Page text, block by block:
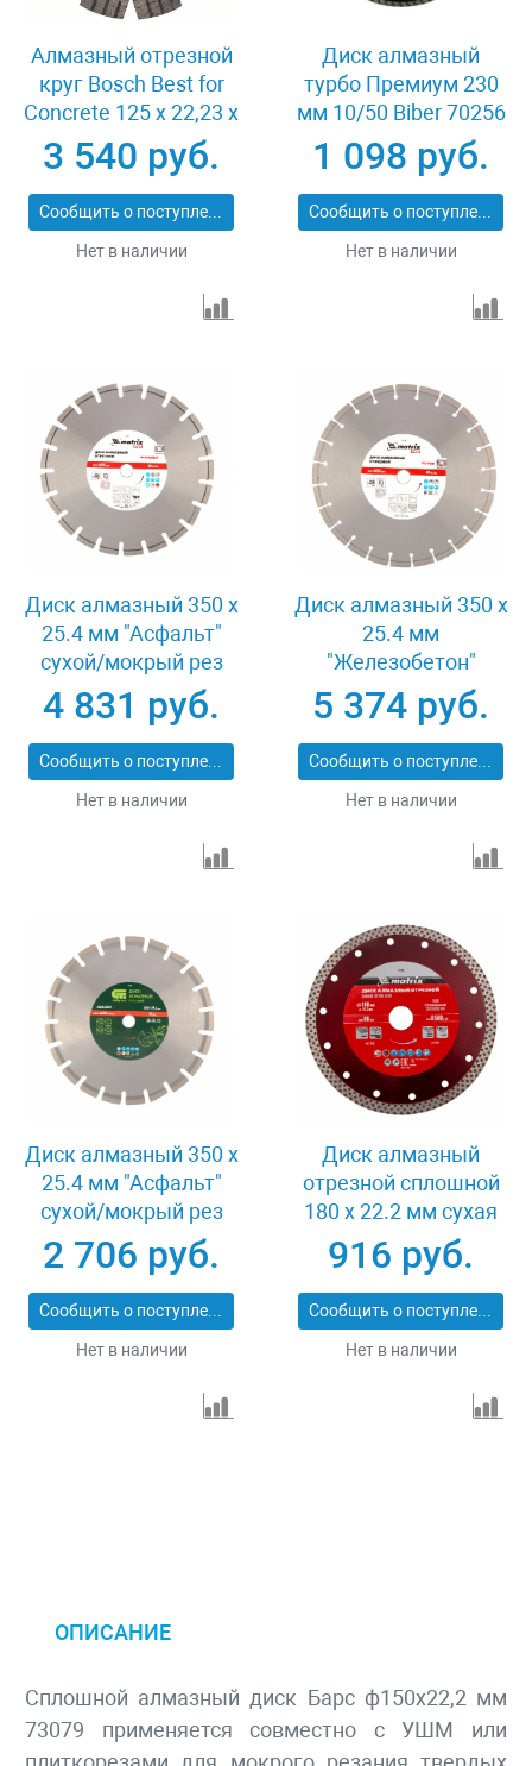
Алмазный отрезной
круг Bosch Best for
Concrete 125 x 22,23 x
2,2 x 12 mm
3 540 руб.
Сообщить о поступлении
Нет в наличии
Диск алмазный
турбо Премиум 230
мм 10/50 Biber 70256
1 098 руб.
Сообщить о поступлении
Нет в наличии
Диск алмазный 350 х
25.4 мм "Асфальт"
сухой/мокрый рез
Pro Matrix 731073
4 831 руб.
Сообщить о поступлении
Нет в наличии
Диск алмазный 350 х
25.4 мм
"Железобетон"
сухой/мокрый рез
Pro Matrix 731103
5 374 руб.
Сообщить о поступлении
Нет в наличии
Диск алмазный 350 х
25.4 мм "Асфальт"
сухой/мокрый рез
Сибртех 731013
2 706 руб.
Сообщить о поступлении
Нет в наличии
Диск алмазный
отрезной сплошной
180 х 22.2 мм сухая
резка Matrix
Professional 73128
916 руб.
Сообщить о поступлении
Нет в наличии
ОПИСАНИЕ
Сплошной алмазный диск Барс ф150х22,2 мм
73079 применяется совместно с УШМ или